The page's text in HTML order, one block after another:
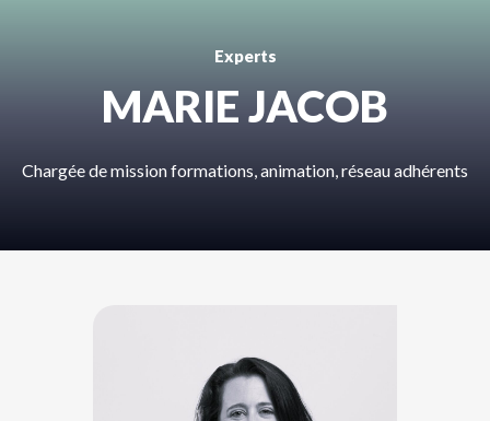
Experts
MARIEJACOB
Chargée de mission formations, animation, réseau adhérents